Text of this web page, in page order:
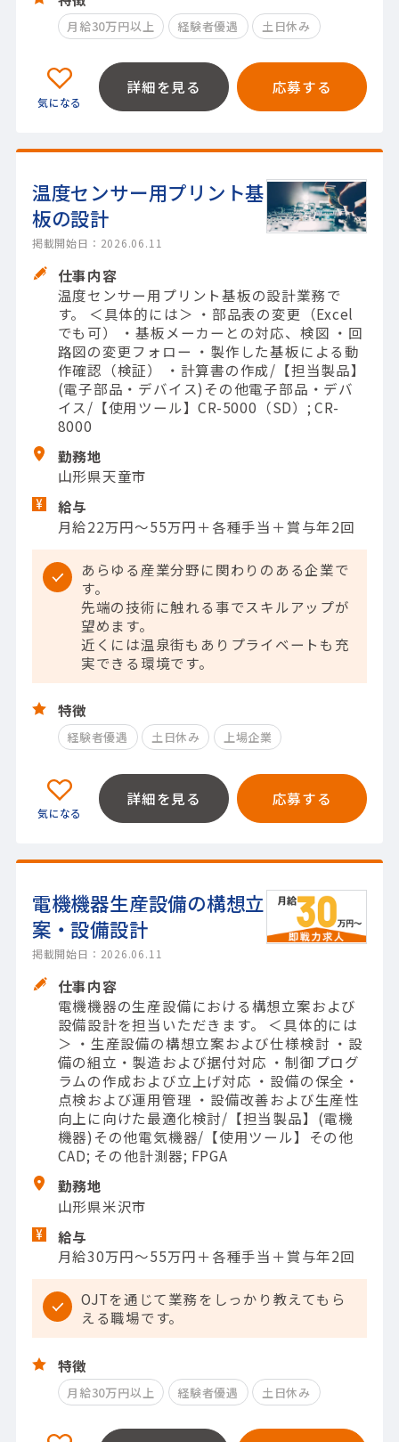
月給30万円以上 経験者優遇 土日休み
詳細を見る 応募する
温度センサー用プリント基
板の設計
掲載開始日：2026.06.11
仕事内容
温度センサー用プリント基板の設計業務で
す。 ＜具体的には＞ ・部品表の変更（Excel
でも可） ・基板メーカーとの対応、検図 ・回
路図の変更フォロー ・製作した基板による動
作確認（検証） ・計算書の作成/【担当製品】
(電子部品・デバイス)その他電子部品・デバ
イス/【使用ツール】CR-5000（SD）; CR-
8000
勤務地
山形県天童市
給与
月給22万円～55万円＋各種手当＋賞与年2回
あらゆる産業分野に関わりのある企業で
す。
先端の技術に触れる事でスキルアップが
望めます。
近くには温泉街もありプライベートも充
実できる環境です。
特徴
経験者優遇 土日休み 上場企業
詳細を見る 応募する
電機機器生産設備の構想立
案・設備設計
掲載開始日：2026.06.11
仕事内容
電機機器の生産設備における構想立案および
設備設計を担当いただきます。 ＜具体的には
＞ ・生産設備の構想立案および仕様検討 ・設
備の組立・製造および据付対応 ・制御プログ
ラムの作成および立上げ対応 ・設備の保全・
点検および運用管理 ・設備改善および生産性
向上に向けた最適化検討/【担当製品】(電機
機器)その他電気機器/【使用ツール】その他
CAD; その他計測器; FPGA
勤務地
山形県米沢市
給与
月給30万円～55万円＋各種手当＋賞与年2回
OJTを通じて業務をしっかり教えてもら
える職場です。
特徴
月給30万円以上 経験者優遇 土日休み